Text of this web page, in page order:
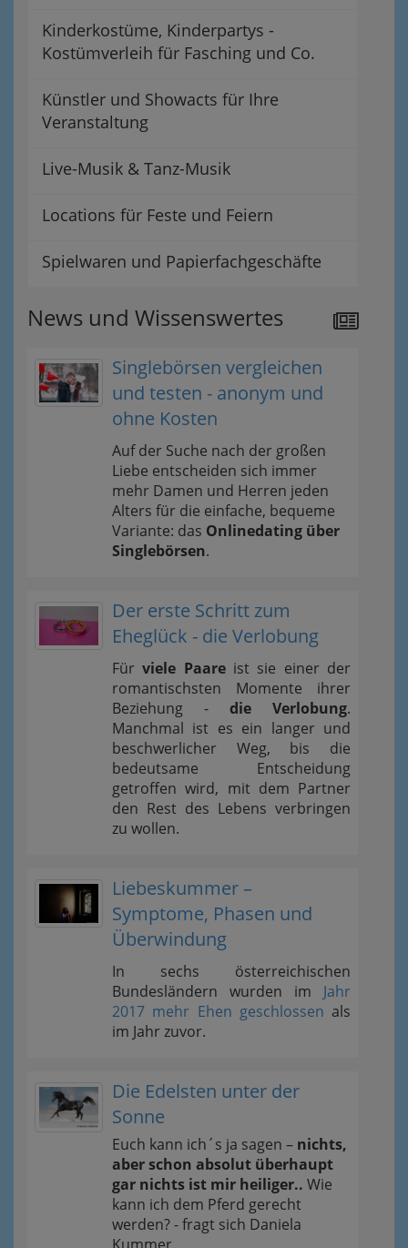
Kinderkostüme, Kinderpartys -
Kostümverleih für Fasching und Co.
Künstler und Showacts für Ihre
Veranstaltung
Live-Musik & Tanz-Musik
Locations für Feste und Feiern
Spielwaren und Papierfachgeschäfte
News und Wissenswertes
Singlebörsen vergleichen
und testen - anonym und
ohne Kosten
Auf der Suche nach der großen
Liebe entscheiden sich immer
mehr Damen und Herren jeden
Alters für die einfache, bequeme
Variante: das Onlinedating über
Singlebörsen.
Der erste Schritt zum
Eheglück - die Verlobung
Fürviele Paareist sie einer der
romantischsten Momente ihrer
Beziehung - die Verlobung.
Manchmal ist es ein langer und
beschwerlicher Weg, bis die
bedeutsame Entscheidung
getroffen wird, mit dem Partner
den Rest des Lebens verbringen
zu wollen.
Liebeskummer –
Symptome, Phasen und
Überwindung
In sechs österreichischen
Bundesländern wurden im Jahr
2017 mehr Ehen geschlossen als
im Jahr zuvor.
Die Edelsten unter der
Sonne
Euch kann ich´s ja sagen – nichts,
aber schon absolut überhaupt
gar nichts ist mir heiliger.. Wie
kann ich dem Pferd gerecht
werden? - fragt sich Daniela